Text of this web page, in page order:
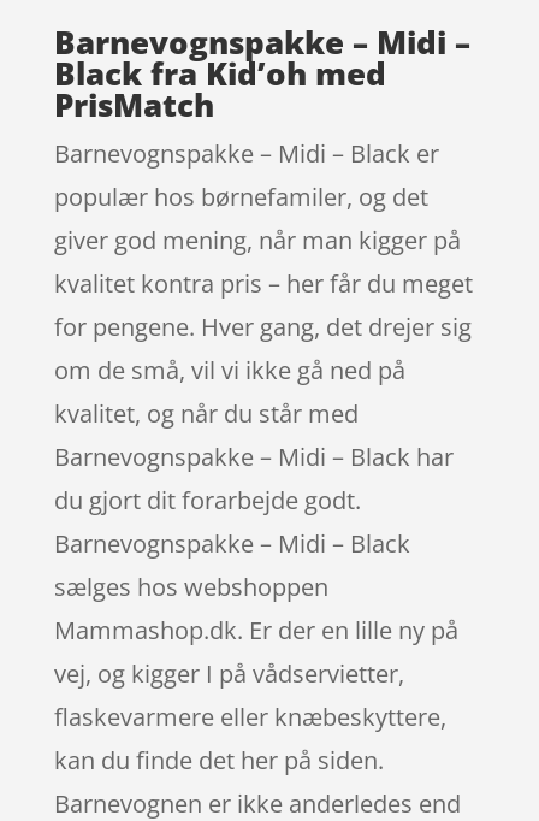
Barnevognspakke – Midi –
Black fra Kid’oh med
PrisMatch
Barnevognspakke – Midi – Black er
populær hos børnefamiler, og det
giver god mening, når man kigger på
kvalitet kontra pris – her får du meget
for pengene. Hver gang, det drejer sig
om de små, vil vi ikke gå ned på
kvalitet, og når du står med
Barnevognspakke – Midi – Black har
du gjort dit forarbejde godt.
Barnevognspakke – Midi – Black
sælges hos webshoppen
Mammashop.dk. Er der en lille ny på
vej, og kigger I på vådservietter,
flaskevarmere eller knæbeskyttere,
kan du finde det her på siden.
Barnevognen er ikke anderledes end